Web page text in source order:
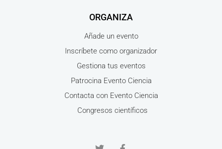
ORGANIZA
Añade un evento
Inscríbete como organizador
Gestiona tus eventos
Patrocina Evento Ciencia
Contacta con Evento Ciencia
Congresos científicos